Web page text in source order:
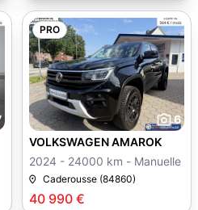
PRO
6
40 990 €
VOLKSWAGEN AMAROK
2024 - 24000 km - Manuelle
Caderousse (84860)